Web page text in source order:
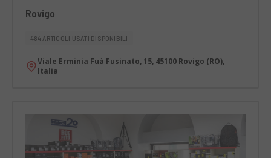
Rovigo
484 ARTICOLI USATI DISPONIBILI
Viale Erminia Fuà Fusinato, 15, 45100 Rovigo (RO),
Italia